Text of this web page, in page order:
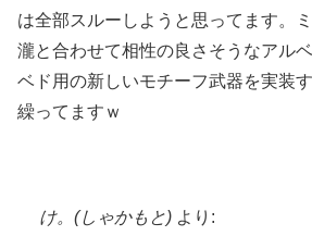
は全部スルーしようと思ってます。
瀧と合わせて相性の良さそうなアル
ベド用の新しいモチーフ武器を実装
繰ってますｗ
け。(しゃかもと) より: